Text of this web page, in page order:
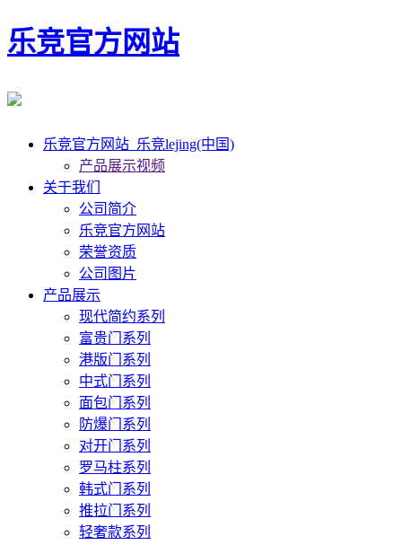
乐竞官方网站
乐竞官方网站_乐竞lejing(中国)
产品展示视频
关于我们
公司简介
乐竞官方网站
荣誉资质
公司图片
产品展示
现代简约系列
富贵门系列
港版门系列
中式门系列
面包门系列
防爆门系列
对开门系列
罗马柱系列
韩式门系列
推拉门系列
轻奢款系列